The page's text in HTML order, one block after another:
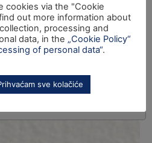
cookies via the "Cookie
out more information about
processing and
data, in the „Cookie Policy“
of personal data“.
sve kolačiće